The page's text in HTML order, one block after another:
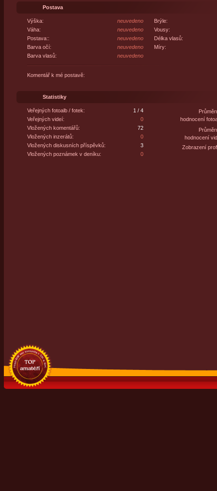
Postava
Výška:
neuvedeno
Váha:
neuvedeno
Postava::
neuvedeno
Barva očí:
neuvedeno
Barva vlasů:
neuvedeno
Brýle:
Vousy:
Délka vlasů:
Míry:
Komentář k mé postavě:
Statistiky
Veřejných fotoalb / fotek:
1 / 4
Veřejných videí:
0
Vložených komentářů:
72
Vložených inzerátů:
0
Vložených diskusních příspěvků:
3
Vložených poznámek v deníku:
0
hodnocení
hodnocení
Zobrazení